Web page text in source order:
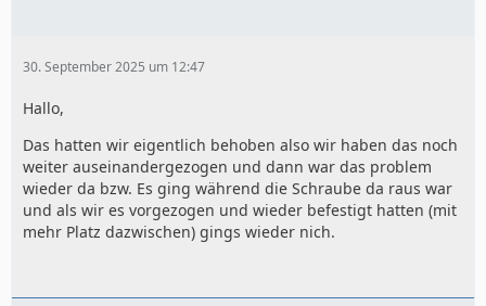
30. September 2025 um 12:47
Hallo,
Das hatten wir eigentlich behoben also wir haben das noch
weiter auseinandergezogen und dann war das problem
wieder da bzw. Es ging während die Schraube da raus war
und als wir es vorgezogen und wieder befestigt hatten (mit
mehr Platz dazwischen) gings wieder nich.